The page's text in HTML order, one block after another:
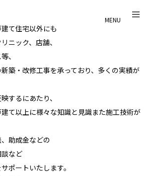
MENU
て住宅以外にも
ニック、店舗、
、
築・改修工事を承っており、多くの実績が
するにあたり、
て以上に様々な知識と見識また施工技術が
助成金などの
など
ポートいたします。